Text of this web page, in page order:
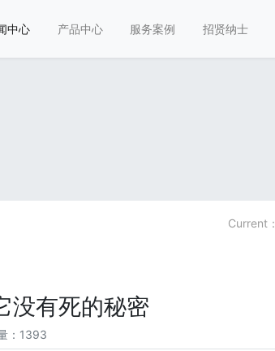
中心 产品中心 服务案例 招贤纳士
Current：
没有死的秘密
：1393